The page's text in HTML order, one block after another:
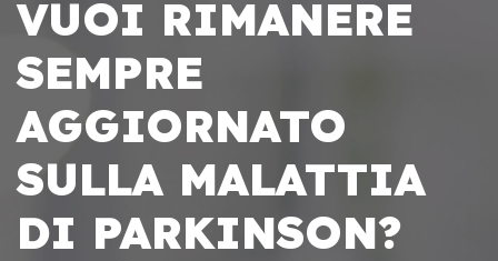
VUOI RIMANERE
SEMPRE
AGGIORNATO
SULLA MALATTIA
DI PARKINSON?